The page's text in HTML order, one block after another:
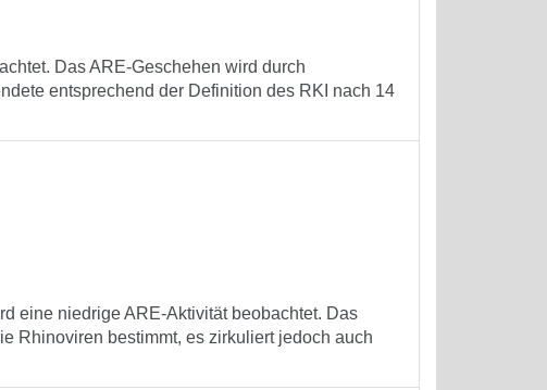
Das ARE-Geschehen wird durch
entsprechend der Definition des RKI nach 14
eine niedrige ARE-Aktivität beobachtet. Das
Rhinoviren bestimmt, es zirkuliert jedoch auch